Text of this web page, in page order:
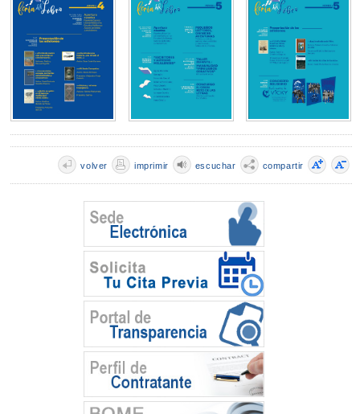
compartir
escuchar
imprimir
volver